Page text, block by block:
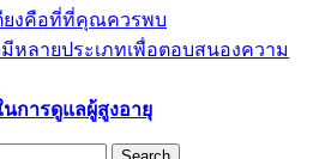
ยงคือที่ที่คุณควรพบ
หลายประเภทเพื่อตอบสนองความ
การดูแลผู้สูงอายุ